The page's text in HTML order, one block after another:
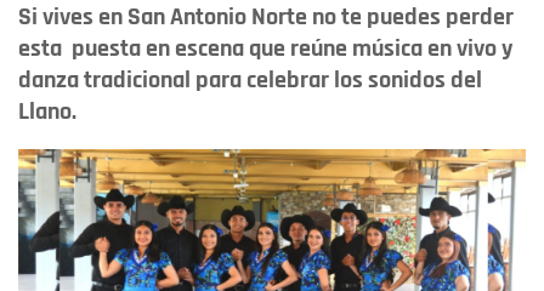
Si vives en San Antonio Norte no te puedes perder
esta puesta en escena que reúne música en vivo y
danza tradicional para celebrar los sonidos del
Llano.